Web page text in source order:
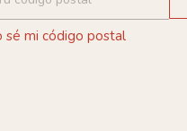
sé mi código postal